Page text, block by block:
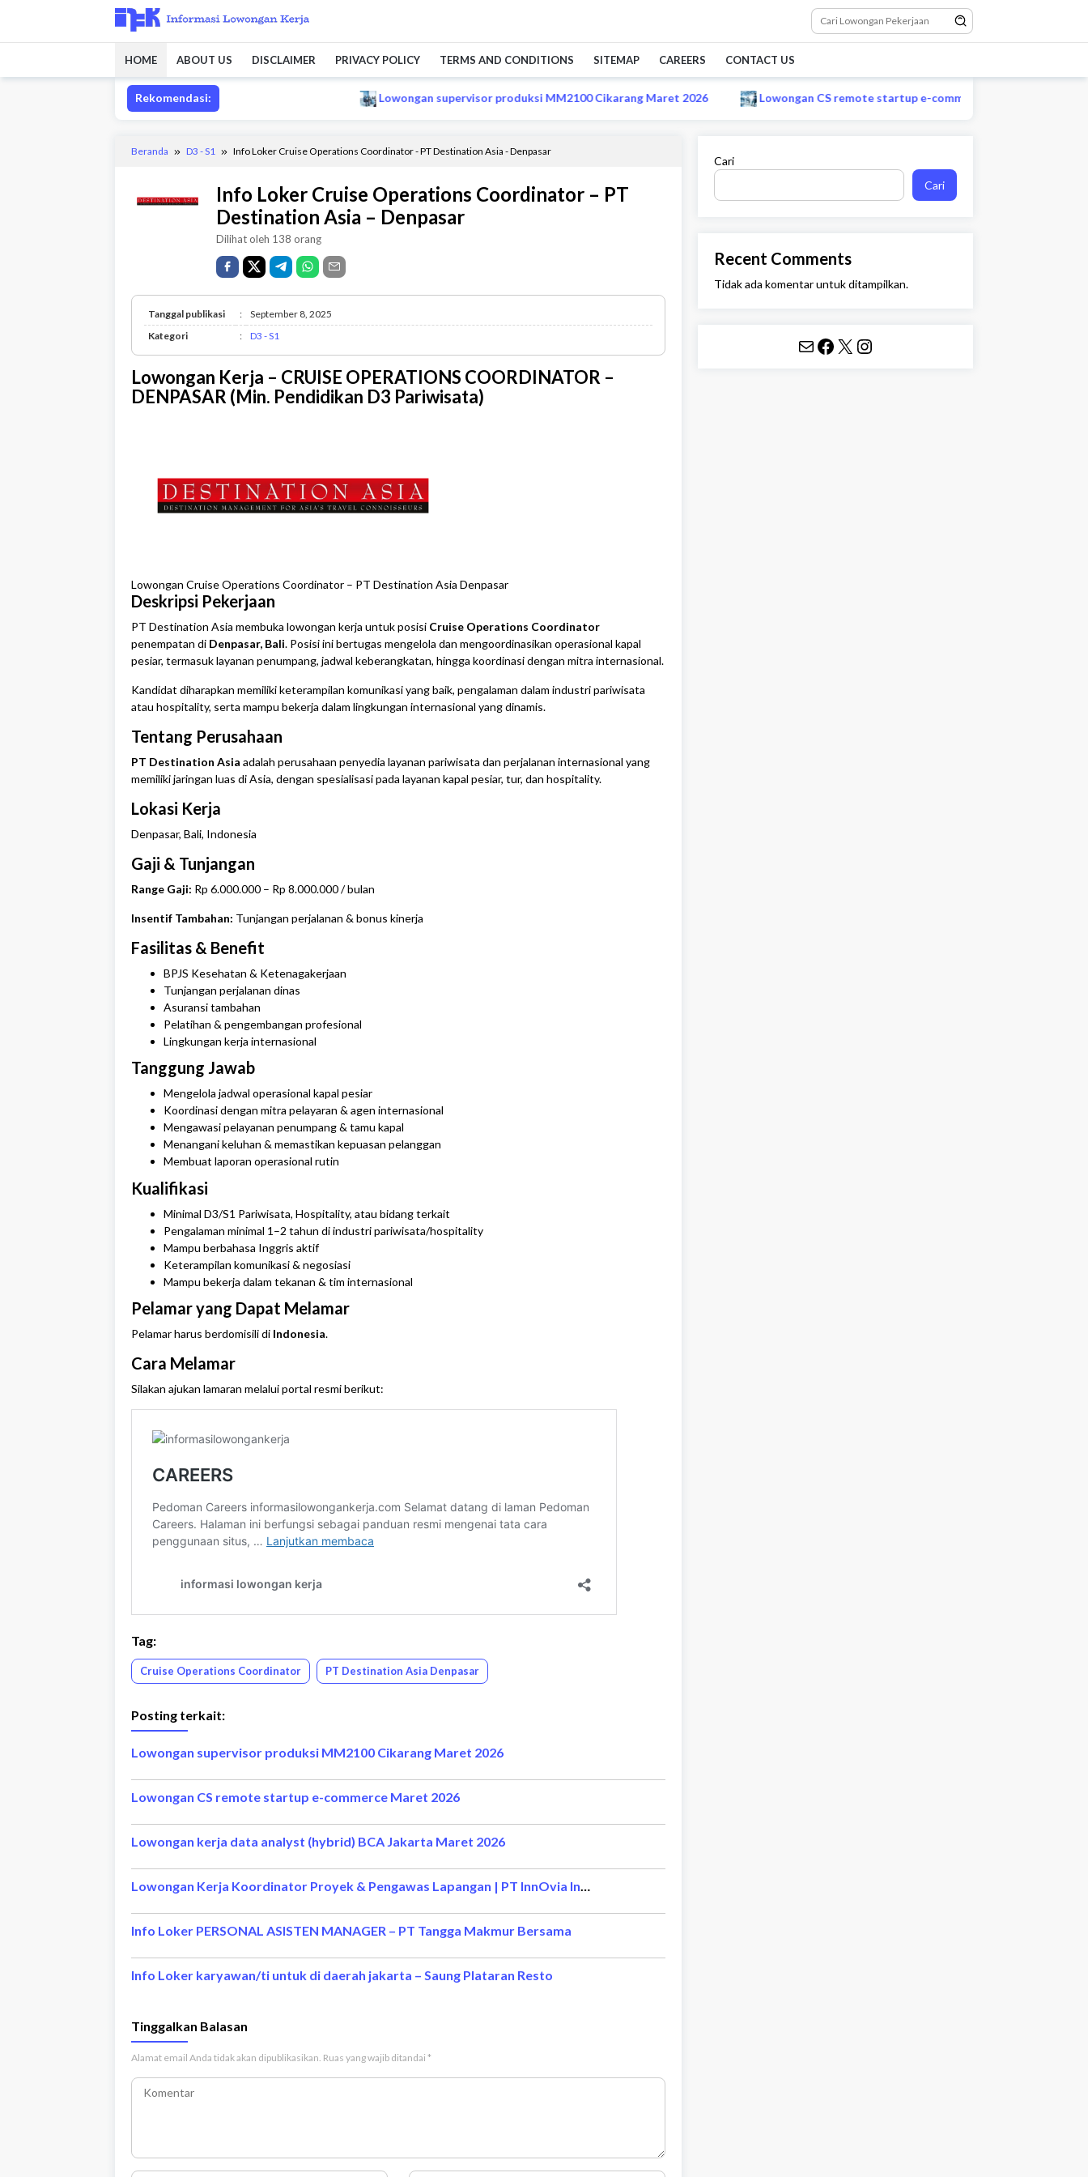
konten
HOME ABOUT US DISCLAIMER PRIVACY POLICY TERMS AND CONDITIONS SITEMAP CAREERS CONTACT US
Rekomendasi: Lowongan supervisor produksi MM2100 Cikarang Maret 2026 Lowongan CS remote startup e-commerce Maret 2026
Beranda D3 - S1 Info Loker Cruise Operations Coordinator - PT Destination Asia - Denpasar
Info Loker Cruise Operations Coordinator – PT
Destination Asia – Denpasar
Dilihat oleh 138 orang
Tanggal publikasi :
September 8, 2025
Kategori
: D3 - S1
Lowongan Kerja – CRUISE OPERATIONS COORDINATOR –
DENPASAR (Min. Pendidikan D3 Pariwisata)
Lowongan Cruise Operations Coordinator – PT Destination Asia Denpasar
Deskripsi Pekerjaan
PT Destination Asia membuka lowongan kerja untuk posisi Cruise Operations Coordinator
penempatan di Denpasar, Bali. Posisi ini bertugas mengelola dan mengoordinasikan operasional kapal
pesiar, termasuk layanan penumpang, jadwal keberangkatan, hingga koordinasi dengan mitra internasional.
Kandidat diharapkan memiliki keterampilan komunikasi yang baik, pengalaman dalam industri pariwisata
atau hospitality, serta mampu bekerja dalam lingkungan internasional yang dinamis.
Tentang Perusahaan
PT Destination Asia adalah perusahaan penyedia layanan pariwisata dan perjalanan internasional yang
memiliki jaringan luas di Asia, dengan spesialisasi pada layanan kapal pesiar, tur, dan hospitality.
Lokasi Kerja
Denpasar, Bali, Indonesia
Gaji & Tunjangan
Range Gaji: Rp 6.000.000 – Rp 8.000.000 / bulan
Insentif Tambahan: Tunjangan perjalanan & bonus kinerja
Fasilitas & Benefit
BPJS Kesehatan & Ketenagakerjaan
Tunjangan perjalanan dinas
Asuransi tambahan
Pelatihan & pengembangan profesional
Lingkungan kerja internasional
Tanggung Jawab
Mengelola jadwal operasional kapal pesiar
Koordinasi dengan mitra pelayaran & agen internasional
Mengawasi pelayanan penumpang & tamu kapal
Menangani keluhan & memastikan kepuasan pelanggan
Membuat laporan operasional rutin
Kualifikasi
Minimal D3/S1 Pariwisata, Hospitality, atau bidang terkait
Pengalaman minimal 1–2 tahun di industri pariwisata/hospitality
Mampu berbahasa Inggris aktif
Keterampilan komunikasi & negosiasi
Mampu bekerja dalam tekanan & tim internasional
Pelamar yang Dapat Melamar
Pelamar harus berdomisili di Indonesia.
Cara Melamar
Silakan ajukan lamaran melalui portal resmi berikut:
Tag:
Cruise Operations Coordinator PT Destination Asia Denpasar
Posting terkait:
Lowongan supervisor produksi MM2100 Cikarang Maret 2026
Lowongan CS remote startup e-commerce Maret 2026
Lowongan kerja data analyst (hybrid) BCA Jakarta Maret 2026
Lowongan Kerja Koordinator Proyek & Pengawas Lapangan | PT InnOvia Investa Mandiri
Info Loker PERSONAL ASISTEN MANAGER – PT Tangga Makmur Bersama
Info Loker karyawan/ti untuk di daerah jakarta – Saung Plataran Resto
Tinggalkan Balasan
Alamat email Anda tidak akan dipublikasikan. Ruas yang wajib ditandai *
Cari
Cari
Recent Comments
Tidak ada komentar untuk ditampilkan.
Mail Facebook X Instagram